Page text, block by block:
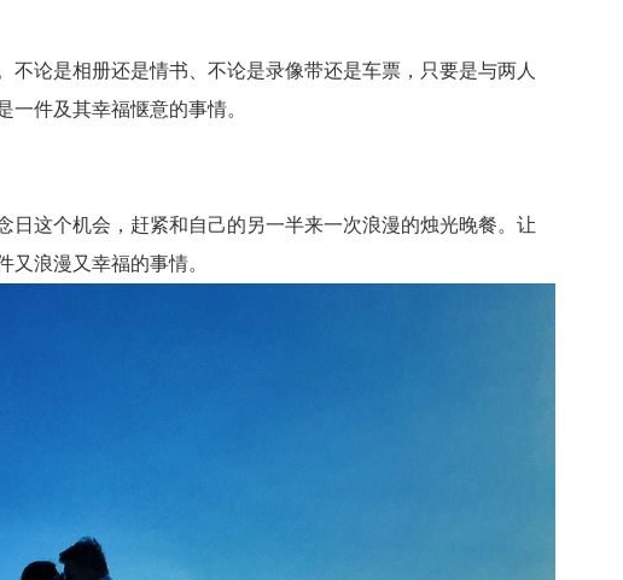
论是相册还是情书、不论是录像带还是车票，只要是与两人
件及其幸福惬意的事情。
这个机会，赶紧和自己的另一半来一次浪漫的烛光晚餐。让
浪漫又幸福的事情。